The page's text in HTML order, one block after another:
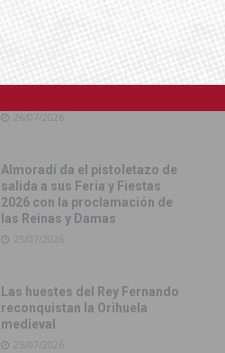
31/07/2026
Almoradí presume de raíces
con el desfile del Bando
26/07/2026
Almoradí da el pistoletazo de
salida a sus Feria y Fiestas
2026 con la proclamación de
las Reinas y Damas
25/07/2026
Las huestes del Rey Fernando
reconquistan la Orihuela
medieval
25/07/2026